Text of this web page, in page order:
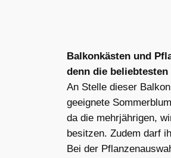
Balkonkästen und
denn die
An Stelle dieser
geeignete
da die mehrjährigen,
besitzen. Zudem darf
Bei der